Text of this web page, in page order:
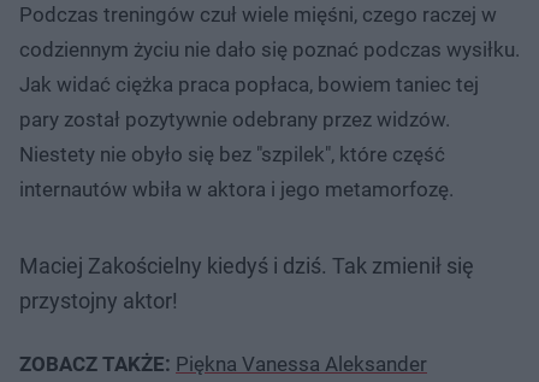
Podczas treningów czuł wiele mięśni, czego raczej w
codziennym życiu nie dało się poznać podczas wysiłku.
Jak widać ciężka praca popłaca, bowiem taniec tej
pary został pozytywnie odebrany przez widzów.
Niestety nie obyło się bez "szpilek", które część
internautów wbiła w aktora i jego metamorfozę.
Maciej Zakościelny kiedyś i dziś. Tak zmienił się
przystojny aktor!
ZOBACZ TAKŻE: Piękna Vanessa Aleksander